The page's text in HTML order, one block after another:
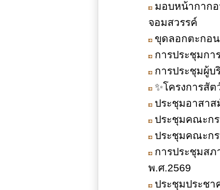
มอบหน้ากากอ
จอมสวรรค์
ขุดลอกตะกอ
การประชุมก
การประชุมผู้บ
✨โครงการสั
ประชุมอาสาส
ประชุมคณะกร
ประชุมคณะก
การประชุมส
พ.ศ.2569
ประชุมประช